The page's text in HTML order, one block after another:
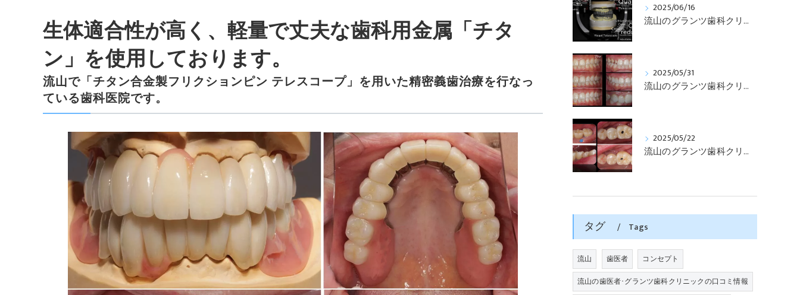
流山で「チタン合金製フリクションピン テレスコープ」を用いた精密義歯治療を行なっ
ている歯科医院です。
生体適合性が高く、軽量で丈夫な歯科用金属「チタ
ン」を使用しております。
2025/06/16
流山のグランツ歯科クリニックでは「咬合と審美」に特化した「補綴専門医」による診断・治療が受けられます。
2025/05/31
流山のグランツ歯科クリニックでは「知らない間に銀歯ばっかり」でもホワイトニングとセラミックスの専門治療が受けられます。
2025/05/22
流山のグランツ歯科クリニックでは「歯医者が怖い」方でもインプラントやセラミックスの治療が受けられます。
タグ Tags
流山 歯医者
コンセプト
流山の歯医者･グランツ歯科クリニックの口コミ情報